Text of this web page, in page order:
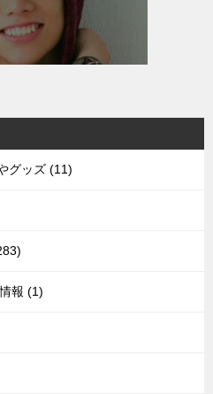
グッズ (11)
報 (1)